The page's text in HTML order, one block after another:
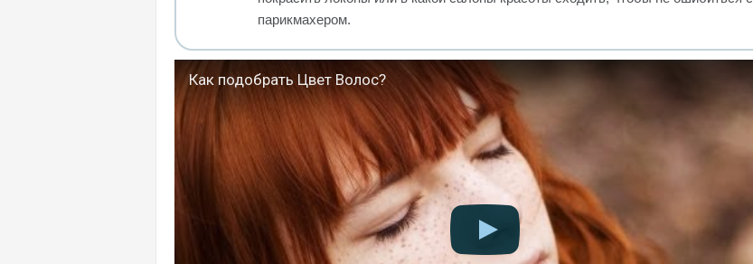
парикмахером.
Как подобрать Цвет Волос?